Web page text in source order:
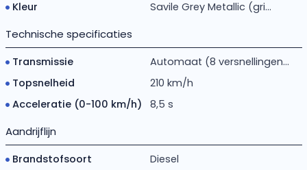
Kleur Savile Grey Metallic (gri...
Technische specificaties
Transmissie
Automaat (8 versnellingen...
Topsnelheid
210 km/h
Acceleratie (0-100 km/h)
8,5 s
Aandrijflijn
Brandstofsoort
Diesel